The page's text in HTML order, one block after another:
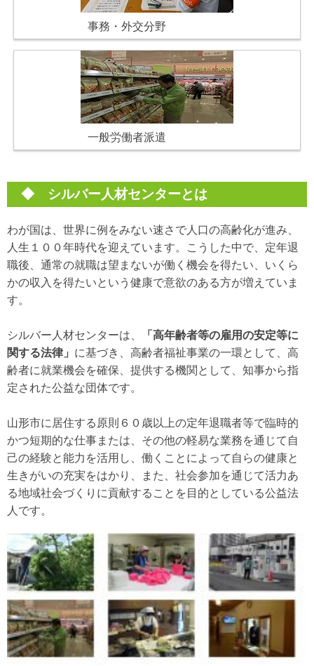
事務・外交分野
一般労働者派遣
◆ シルバー人材センターとは
わが国は、世界に例をみない速さで人口の高齢化が進み、
人生１００年時代を迎えています。こうした中で、定年退
職後、通常の就職は望まないが働く機会を得たい、いくら
かの収入を得たいという健康で意欲のある方が増えていま
す。
シルバー人材センターは、
「高年齢者等の雇用の安定等に
関する法律」 に基づき、高齢者福祉事業の一環として、高
齢者に就業機会を確保、提供する機関として、知事から指
定された公益な団体です。
山形市に居住する原則６０歳以上の定年退職者等で臨時的
かつ短期的な仕事または、その他の軽易な業務を通じて自
己の経験と能力を活用し、働くことによって自らの健康と
生きがいの充実をはかり、また、社会参加を通じて活力あ
る地域社会づくりに貢献することを目的としている公益法
人です。